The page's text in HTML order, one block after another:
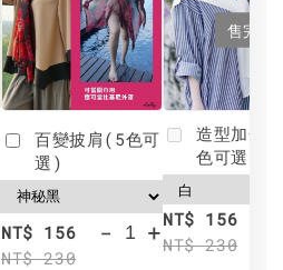
百變披肩(5色可
選)
NT$ 156
NT$ 230
- +
售完
造型加分
色可選)
NT$ 156
NT$ 230